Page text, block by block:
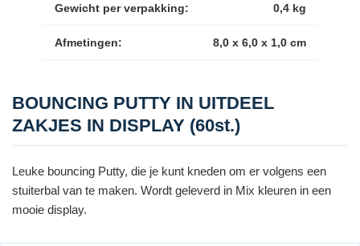
Gewicht per verpakking: 0,4 kg
Afmetingen: 8,0 x 6,0 x 1,0 cm
BOUNCING PUTTY IN UITDEEL
ZAKJES IN DISPLAY (60st.)
Leuke bouncing Putty, die je kunt kneden om er volgens een
stuiterbal van te maken. Wordt geleverd in Mix kleuren in een
mooie display.